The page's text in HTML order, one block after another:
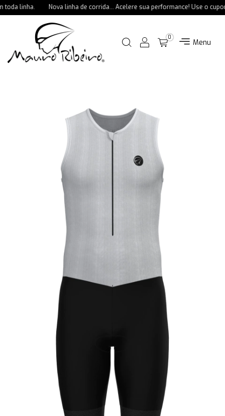
linha. Nova linha de corrida... Acelere sua performance! Use o cupom
Menu
0